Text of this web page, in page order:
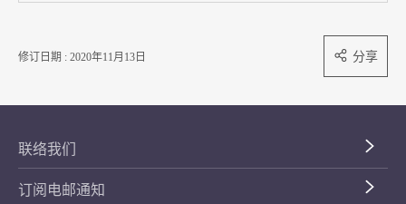
修订日期 : 2020年11月13日 分享
联络我们
订阅电邮通知